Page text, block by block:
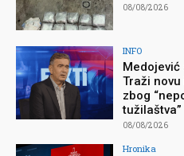
08/08/2026
INFO
Medojević
Traži
zbog
tužilaštva”
08/08/2026
Hronika